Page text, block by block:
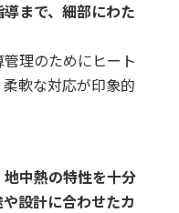
まで、細部にわた
理のためにヒート
軟な対応が印象的
中熱の特性を十分
設計に合わせたカ